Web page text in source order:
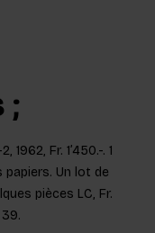
;
Fr. 1’450.-. 1
papiers. Un lot de
pièces LC, Fr.